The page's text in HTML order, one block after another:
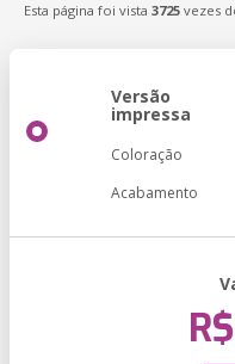
Esta página foi vista 3725 vezes
Versão
impressa
Coloração
Acabamento